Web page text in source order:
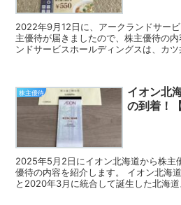
2022年9月12日に、アークランドサー
主優待が届きましたので、株主優待の
ンドサービスホールディングスは、カ
株主優待
イオン北
の到着！
2025年5月2日にイオン北海道から株主
優待の内容を紹介します。 イオン北海
と2020年3月に統合して誕生した北海